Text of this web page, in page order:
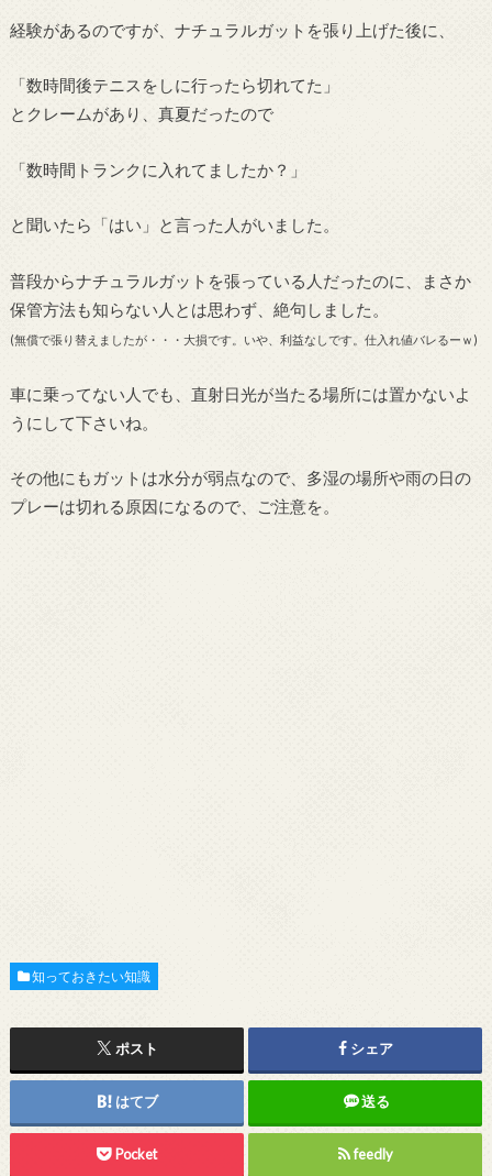
経験があるのですが、ナチュラルガットを張り上げた後に、
「数時間後テニスをしに行ったら切れてた」
とクレームがあり、真夏だったので
「数時間トランクに入れてましたか？」
と聞いたら「はい」と言った人がいました。
普段からナチュラルガットを張っている人だったのに、まさか
保管方法も知らない人とは思わず、絶句しました。
(無償で張り替えましたが・・・大損です。いや、利益なしです。仕入れ値バレるーｗ)
車に乗ってない人でも、直射日光が当たる場所には置かないよ
うにして下さいね。
その他にもガットは水分が弱点なので、多湿の場所や雨の日の
プレーは切れる原因になるので、ご注意を。
知っておきたい知識
ポスト シェア
はてブ 送る
Pocket feedly